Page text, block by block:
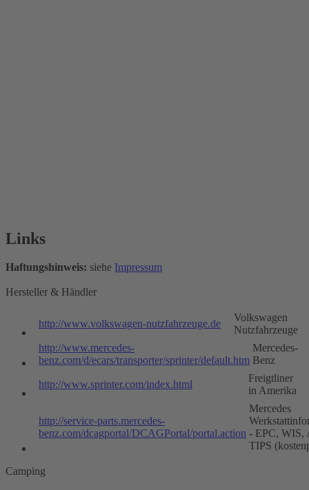
Links
Haftungshinweis: siehe Impressum
Hersteller & Händler
http://www.volkswagen-nutzfahrzeuge.de
Volkswagen
Nutzfahrzeuge
http://www.mercedes-
benz.com/d/ecars/transporter/sprinter/default.htm
Mercedes-
Benz
http://www.sprinter.com/index.html
Freigtliner
in Amerika
http://service-parts.mercedes-
benz.com/dcagportal/DCAGPortal/portal.action
Mercedes
- EPC, WIS,
TIPS
Camping